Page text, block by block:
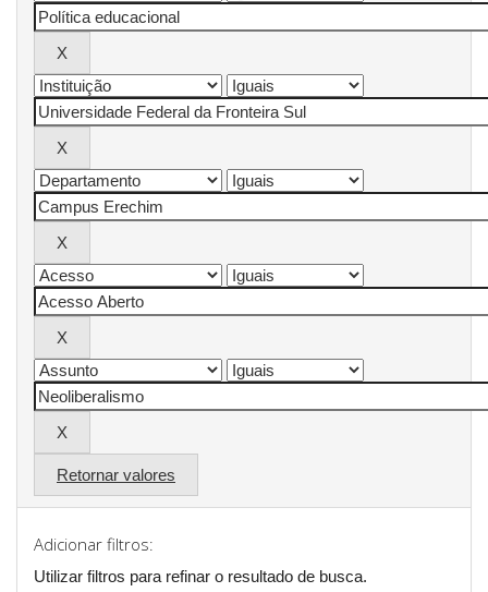
Retornar valores
Adicionar filtros:
Utilizar filtros para refinar o resultado de busca.